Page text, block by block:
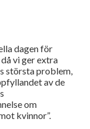
dagen för
vi ger extra
största problem,
av de
om
kvinnor”.